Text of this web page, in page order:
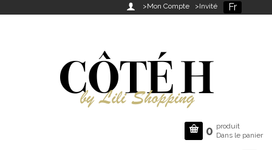
Fr
 >Mon Compte >Invité
 0 produit
Dans le panier